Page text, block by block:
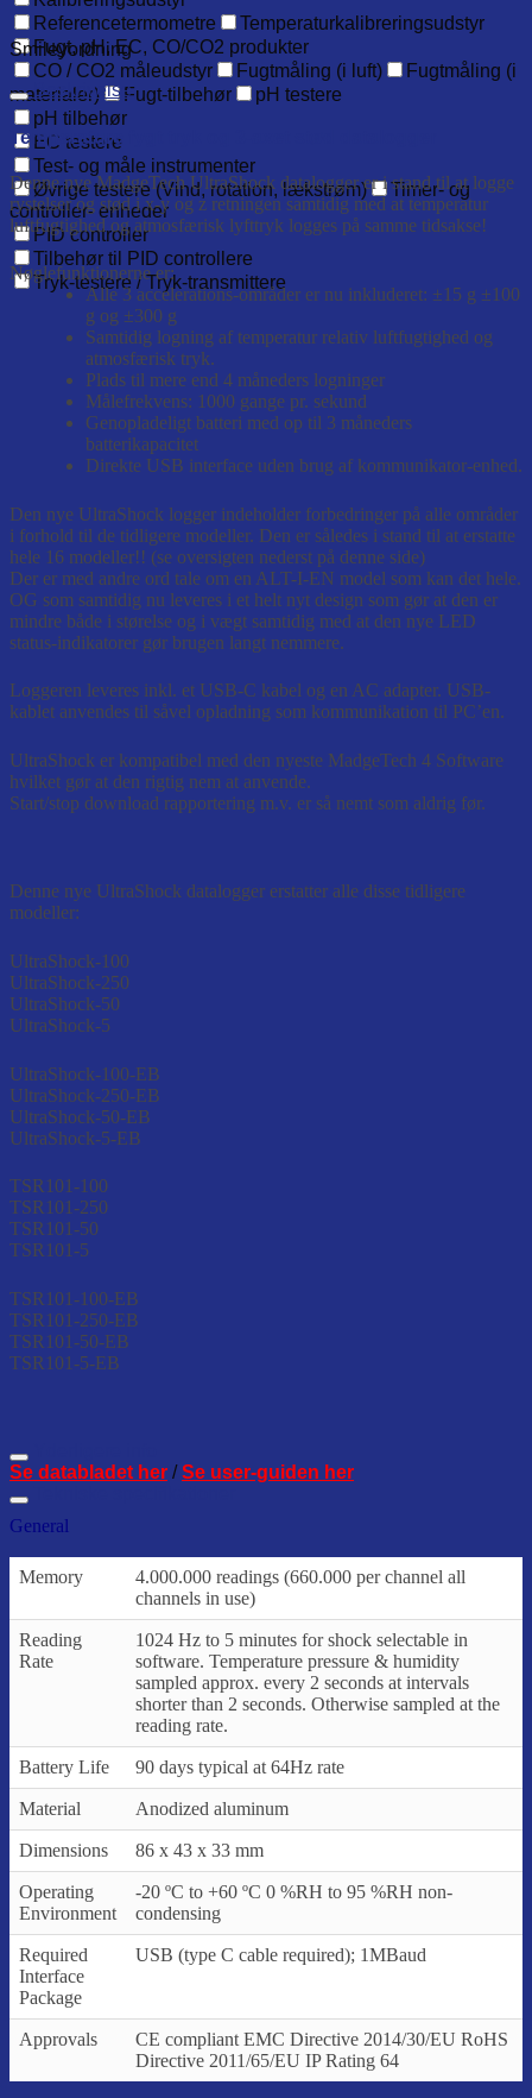
Referencetermometre
Temperaturkalibreringsudstyr
Fugt, pH, EC, CO/CO2 produkter
CO / CO2 måleudstyr
Fugtmåling (i luft)
Fugtmåling (i
materialer)
Fugt-tilbehør
pH testere
pH tilbehør
EC testere
Test- og måle instrumenter
Øvrige testere (Vind, rotation, lækstrøm)
Timer- og
controller- enheder
PID controller
Tilbehør til PID controllere
Tryk-testere / Tryk-transmittere
Smileyordning
Beskrivelse
Temperature fygt tryk og 3-axet stød datalogger
Denne nye MadgeTech UltraShock datalogger er i stand til at logge
rystelser og stød i x-y og z retningen samtidig med at temperatur
luftfugtighed og atmosfærisk lyfttryk logges på samme tidsakse!
Nøglefunktionerne er:
Alle 3 accelerations-områder er nu inkluderet: ±15 g ±100
g og ±300 g
Samtidig logning af temperatur relativ luftfugtighed og
atmosfærisk tryk.
Plads til mere end 4 måneders logninger
Målefrekvens: 1000 gange pr. sekund
Genopladeligt batteri med op til 3 måneders
batterikapacitet
Direkte USB interface uden brug af kommunikator-enhed.
Den nye UltraShock logger indeholder forbedringer på alle områder
i forhold til de tidligere modeller. Den er således i stand til at erstatte
hele 16 modeller!! (se oversigten nederst på denne side)
Der er med andre ord tale om en ALT-I-EN model som kan det hele.
OG som samtidig nu leveres i et helt nyt design som gør at den er
mindre både i størelse og i vægt samtidig med at den nye LED
status-indikatorer gør brugen langt nemmere.
Loggeren leveres inkl. et USB-C kabel og en AC adapter. USB-
kablet anvendes til såvel opladning som kommunikation til PC’en.
UltraShock er kompatibel med den nyeste MadgeTech 4 Software
hvilket gør at den rigtig nem at anvende.
Start/stop download rapportering m.v. er så nemt som aldrig før.
Denne nye UltraShock datalogger erstatter alle disse tidligere
modeller:
UltraShock-100
UltraShock-250
UltraShock-50
UltraShock-5
UltraShock-100-EB
UltraShock-250-EB
UltraShock-50-EB
UltraShock-5-EB
TSR101-100
TSR101-250
TSR101-50
TSR101-5
TSR101-100-EB
TSR101-250-EB
TSR101-50-EB
TSR101-5-EB
Se databladet her /Se user-guiden her
General
Memory
4.000.000 readings (660.000 per channel all
channels in use)
Reading
Rate
1024 Hz to 5 minutes for shock selectable in
software. Temperature pressure & humidity
sampled approx. every 2 seconds at intervals
shorter than 2 seconds. Otherwise sampled at the
reading rate.
Battery Life 90 days typical at 64Hz rate
Material Anodized aluminum
Dimensions 86 x 43 x 33 mm
Operating
Environment
-20 ºC to +60 ºC 0 %RH to 95 %RH non-
condensing
Required
Interface
Package
USB (type C cable required); 1MBaud
Approvals
CE compliant EMC Directive 2014/30/EU RoHS
Directive 2011/65/EU IP Rating 64